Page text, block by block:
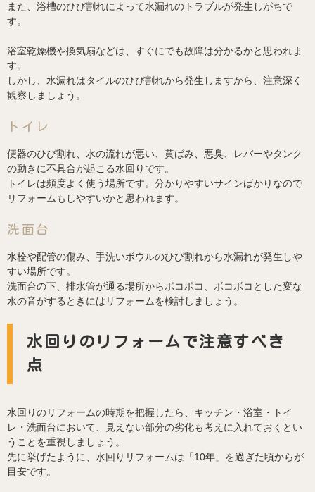
また、浴槽のひび割れによって水漏れのトラブルが発生しがちで
す。
浴室乾燥機や換気扇などは、すぐにでも故障は分かるかと思われま
す。
しかし、水漏れはタイルのひび割れから発生しますから、注意深く
観察しましょう。
トイレ
便器のひび割れ、水の流れが悪い、黄ばみ、悪臭、レバーやタンク
の動きに不具合が起こる水回りです。
トイレは頻度よく使う場所です。分かりやすいサインばかりなので
リフォームもしやすいかと思われます。
洗面台
水栓や配管の傷み、手洗いボウルのひび割れから水漏れが発生しや
すい場所です。
洗面台の下、排水管が通る場所からポコポコ、ボコボコとした変な
水の音がするときにはリフォームを検討しましょう。
水回りのリフォームで注意すべき
点
水回りのリフォームの時期を把握したら、キッチン・浴室・トイ
レ・洗面台において、見えない部分の劣化も考えに入れておくとい
うことを重視しましょう。
先に挙げたように、水回りリフォームは「10年」を過ぎた頃からが
目安です。